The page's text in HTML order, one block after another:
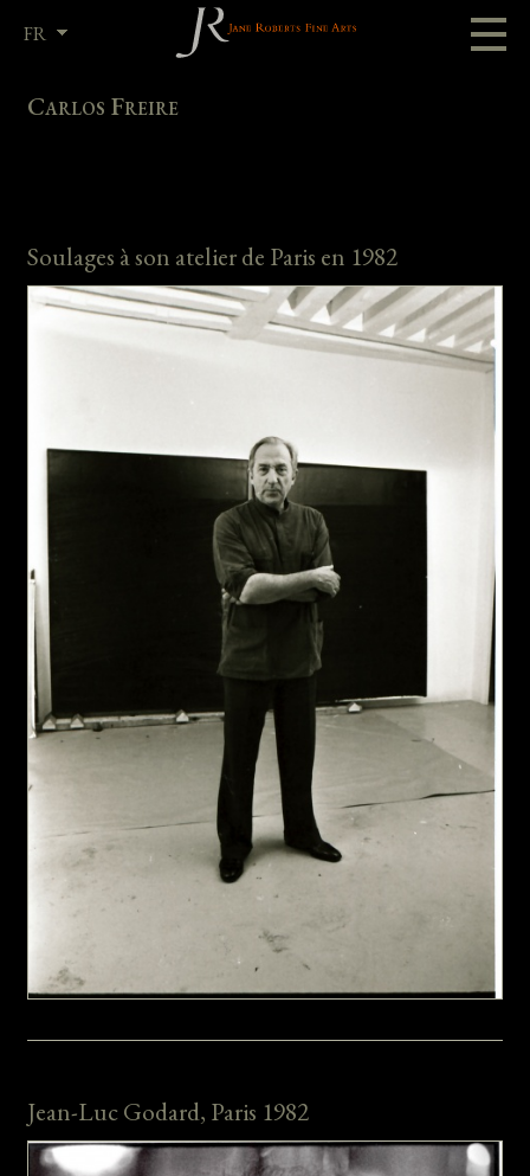
FR
Carlos Freire
Soulages à son atelier de Paris en 1982
Jean-Luc Godard, Paris 1982